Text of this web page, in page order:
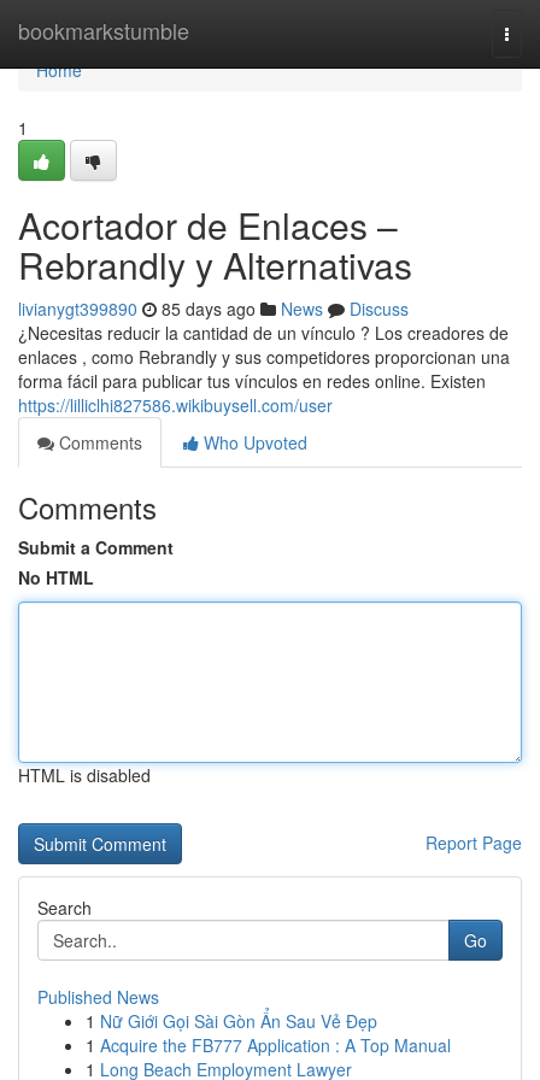
bookmarkstumble
Home
Home
1
Acortador de Enlaces –
Rebrandly y Alternativas
livianygt399890 85 days ago News
Discuss
¿Necesitas reducir la cantidad de un vínculo ? Los creadores de
enlaces , como Rebrandly y sus competidores proporcionan una
forma fácil para publicar tus vínculos en redes online. Existen
https://lilliclhi827586.wikibuysell.com/user
Comments
Who Upvoted
Comments
Submit a Comment
No HTML
HTML is disabled
Report Page
Search
Go
Published News
1 Nữ Giới Gọi Sài Gòn Ẩn Sau Vẻ Đẹp
1 Acquire the FB777 Application : A Top Manual
1 Long Beach Employment Lawyer